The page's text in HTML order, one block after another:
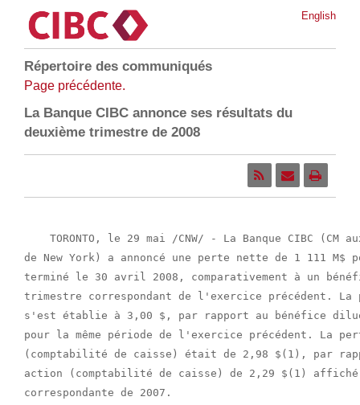
English
Répertoire des communiqués
Page précédente.
La Banque CIBC annonce ses résultats du
deuxième trimestre de 2008
TORONTO, le 29 mai /CNW/ - La Banque CIBC (CM
de New York) a annoncé une perte nette de 1 111 M$
terminé le 30 avril 2008, comparativement à un
trimestre correspondant de l'exercice précédent.
s'est établie à 3,00 $, par rapport au bénéfice
pour la même période de l'exercice précédent. La
(comptabilité de caisse) était de 2,98 $(1), par
action (comptabilité de caisse) de 2,29 $(1)
correspondante de 2007.